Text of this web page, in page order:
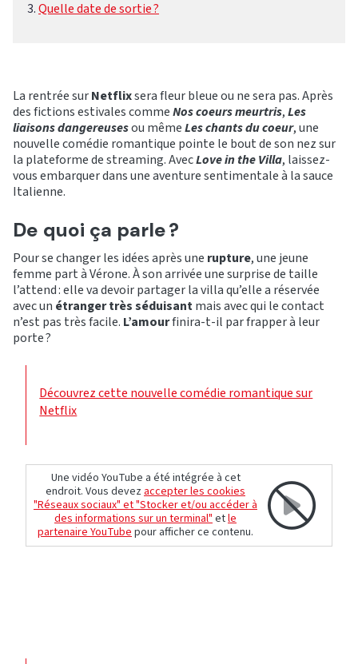
Quelle date de sortie ?
La rentrée surNetflixsera fleur bleue ou ne sera pas. Après
des fictions estivales commeNos coeurs meurtris,Les
liaisons dangereusesou mêmeLes chants du coeur, une
nouvelle comédie romantique pointe le bout de son nez sur
la plateforme de streaming. AvecLove in the Villa, laissez-
vous embarquer dans une aventure sentimentale à la sauce
Italienne.
De quoi ça parle ?
Pour se changer les idées après une rupture, une jeune
femme part à Vérone. À son arrivée une surprise de taille
l’attend : elle va devoir partager la villa qu’elle a réservée
avec un étranger très séduisantmais avec qui le contact
n’est pas très facile. L’amourfinira-t-il par frapper à leur
porte ?
Découvrez cette nouvelle comédie romantique sur
Netflix
Une vidéo YouTube a été intégrée à cet
endroit. Vous devezaccepter les cookies
"Réseaux sociaux" et "Stocker et/ou accéder à
des informations sur un terminal"etle
partenaire YouTubepour afficher ce contenu.